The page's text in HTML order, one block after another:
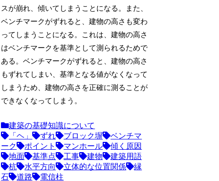
スが崩れ、傾いてしまうことになる。また、
ベンチマークがずれると、建物の高さも変わ
ってしまうことになる。これは、建物の高さ
はベンチマークを基準として測られるためで
ある。ベンチマークがずれると、建物の高さ
もずれてしまい、基準となる値がなくなって
しまうため、建物の高さを正確に測ることが
できなくなってしまう。
建築の基礎知識について
「ヘ」
ずれ ブロック塀
ベンチマ
ーク
ポイント マンホール
傾く原因
地面
基準点 工事 建物
建築用語
杭
水平方向 立体的な位置関係
縁
石
道路
電信柱